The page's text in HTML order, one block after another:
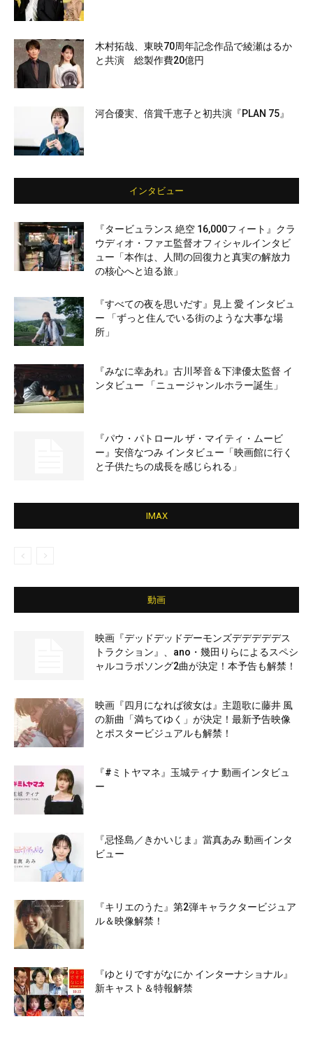
木村拓哉、東映70周年記念作品で綾瀬はるか
と共演 総製作費20億円
河合優実、倍賞千恵子と初共演『PLAN 75』
インタビュー
『タービュランス 絶空 16,000フィート』クラ
ウディオ・ファエ監督オフィシャルインタビ
ュー「本作は、人間の回復力と真実の解放力
の核心へと迫る旅」
『すべての夜を思いだす』見上 愛 インタビュ
ー 「ずっと住んでいる街のような大事な場
所」
『みなに幸あれ』古川琴音＆下津優太監督 イ
ンタビュー 「ニュージャンルホラー誕生」
『パウ・パトロール ザ・マイティ・ムービ
ー』安倍なつみ インタビュー「映画館に行く
と子供たちの成長を感じられる」
IMAX
動画
映画『デッドデッドデーモンズデデデデデス
トラクション』、ano・幾田りらによるスペシ
ャルコラボソング2曲が決定！本予告も解禁！
映画『四月になれば彼女は』主題歌に藤井 風
の新曲「満ちてゆく」が決定！最新予告映像
とポスタービジュアルも解禁！
『#ミトヤマネ』玉城ティナ 動画インタビュ
ー
『忌怪島／きかいじま』當真あみ 動画インタ
ビュー
『キリエのうた』第2弾キャラクタービジュア
ル＆映像解禁！
『ゆとりですがなにか インターナショナル』
新キャスト＆特報解禁